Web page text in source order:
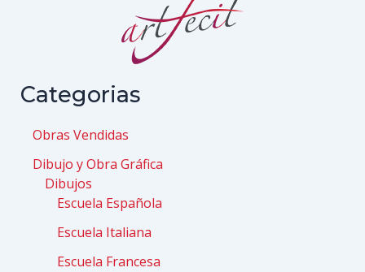
Categorias
Obras Vendidas
Dibujo y Obra Gráfica
Dibujos
Escuela Española
Escuela Italiana
Escuela Francesa